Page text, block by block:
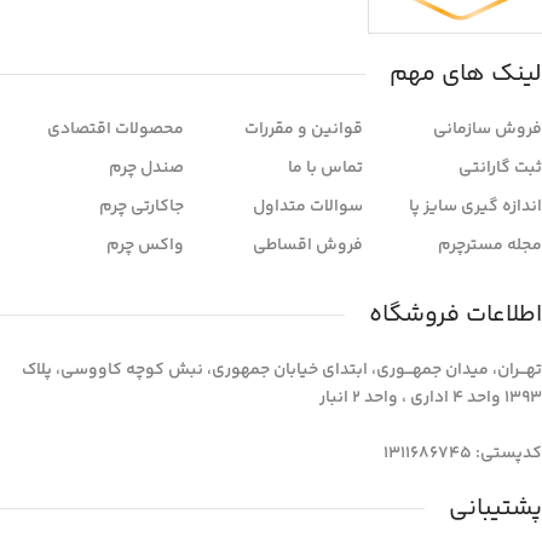
لینک های مهم
فروش سازمانی
ثبت گارانتی
اندازه گیری سایز پا
مجله مسترچرم
قوانین و مقررات
تماس با ما
سوالات متداول
فروش اقساطی
محصولات اقتصادی
صندل چرم
جاکارتی چرم
واکس چرم
اطلاعات فروشگاه
تهـــران، میدان جمهـــوری، ابتدای خیابان جمهوری، نبش کوچه کاووسی، پلاک
1393 واحد 4 اداری ، واحد 2 انبار
کدپستی: 1311686745
پشتیبانی